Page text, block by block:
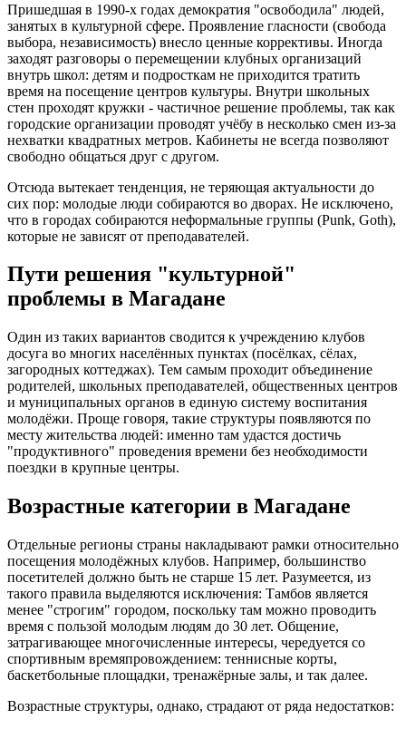
Пришедшая в 1990-х годах демократия "освободила" людей,
занятых в культурной сфере. Проявление гласности (свобода
выбора, независимость) внесло ценные коррективы. Иногда
заходят разговоры о перемещении клубных организаций
внутрь школ: детям и подросткам не приходится тратить
время на посещение центров культуры. Внутри школьных
стен проходят кружки - частичное решение проблемы, так как
городские организации проводят учёбу в несколько смен из-за
нехватки квадратных метров. Кабинеты не всегда позволяют
свободно общаться друг с другом.
Отсюда вытекает тенденция, не теряющая актуальности до
сих пор: молодые люди собираются во дворах. Не исключено,
что в городах собираются неформальные группы (Punk, Goth),
которые не зависят от преподавателей.
Пути решения "культурной"
проблемы в Магадане
Один из таких вариантов сводится к учреждению клубов
досуга во многих населённых пунктах (посёлках, сёлах,
загородных коттеджах). Тем самым проходит объединение
родителей, школьных преподавателей, общественных центров
и муниципальных органов в единую систему воспитания
молодёжи. Проще говоря, такие структуры появляются по
месту жительства людей: именно там удастся достичь
"продуктивного" проведения времени без необходимости
поездки в крупные центры.
Возрастные категории в Магадане
Отдельные регионы страны накладывают рамки относительно
посещения молодёжных клубов. Например, большинство
посетителей должно быть не старше 15 лет. Разумеется, из
такого правила выделяются исключения: Тамбов является
менее "строгим" городом, поскольку там можно проводить
время с пользой молодым людям до 30 лет. Общение,
затрагивающее многочисленные интересы, чередуется со
спортивным времяпровождением: теннисные корты,
баскетбольные площадки, тренажёрные залы, и так далее.
Возрастные структуры, однако, страдают от ряда недостатков: